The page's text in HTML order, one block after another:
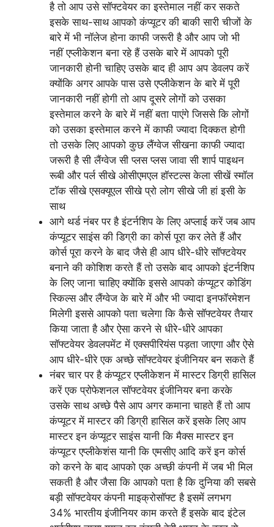
है तो आप उसे सॉफ्टवेयर का इस्तेमाल नहीं कर सकते
इसके साथ-साथ आपको कंप्यूटर की बाकी सारी चीजों के
बारे में भी नॉलेज होना काफी जरूरी है और आप जो भी
नहीं एप्लीकेशन बना रहे हैं उसके बारे में आपको पूरी
जानकारी होनी चाहिए उसके बाद ही आप अप डेवलप करें
क्योंकि अगर आपके पास उसे एप्लीकेशन के बारे में पूरी
जानकारी नहीं होगी तो आप दूसरे लोगों को उसका
इस्तेमाल करने के बारे में नहीं बता पाएंगे जिससे कि लोगों
को उसका इस्तेमाल करने में काफी ज्यादा दिक्कत होगी
तो उसके लिए आपको कुछ लैंग्वेज सीखना काफी ज्यादा
जरूरी है सी लैंग्वेज सी प्लस प्लस जावा सी शार्प पाइथन
रूबी और पर्ल सीखे ओसीएमएल हॉस्टल्स केला सीखें स्मॉल
टॉक सीखे एसक्यूएल सीखे प्रो लोग सीखे जी हां इसी के
साथ
आगे थर्ड नंबर पर है इंटर्नशिप के लिए अप्लाई करें जब आप
कंप्यूटर साइंस की डिग्री का कोर्स पूरा कर लेते हैं और
कोर्स पूरा करने के बाद जैसे ही आप धीरे-धीरे सॉफ्टवेयर
बनाने की कोशिश करते हैं तो उसके बाद आपको इंटर्नशिप
के लिए जाना चाहिए क्योंकि इससे आपको कंप्यूटर कोडिंग
स्किल्स और लैंग्वेज के बारे में और भी ज्यादा इनफॉरमेशन
मिलेगी इससे आपको पता चलेगा कि कैसे सॉफ्टवेयर तैयार
किया जाता है और ऐसा करने से धीरे-धीरे आपका
सॉफ्टवेयर डेवलपमेंट में एक्सपीरियंस पड़ता जाएगा और ऐसे
आप धीरे-धीरे एक अच्छे सॉफ्टवेयर इंजीनियर बन सकते हैं
नंबर चार पर है कंप्यूटर एप्लीकेशन में मास्टर डिग्री हासिल
करें एक प्रोफेशनल सॉफ्टवेयर इंजीनियर बना करके
उसके साथ अच्छे पैसे आप अगर कमाना चाहते हैं तो आप
कंप्यूटर में मास्टर की डिग्री हासिल करें इसके लिए आप
मास्टर इन कंप्यूटर साइंस यानी कि मैक्स मास्टर इन
कंप्यूटर एप्लीकेशंस यानी कि एमसीए आदि करें इन कोर्स
को करने के बाद आपको एक अच्छी कंपनी में जब भी मिल
सकती है और जैसा कि आपको पता है कि दुनिया की सबसे
बड़ी सॉफ्टवेयर कंपनी माइक्रोसॉफ्ट है इसमें लगभग
34% भारतीय इंजीनियर काम करते हैं इसके बाद इंटेल